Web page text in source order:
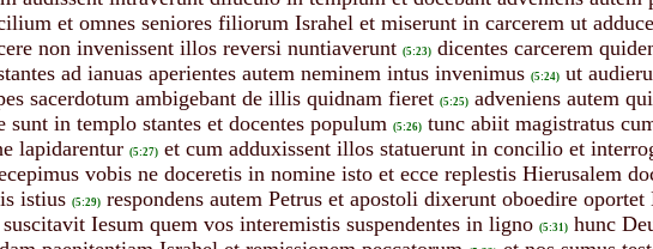
et omnes seniores filiorum Israhel et miserunt in carcerem ut
non invenissent illos reversi nuntiaverunt (5:23) dicentes carcerem
ad ianuas aperientes autem neminem intus invenimus (5:24) ut
sacerdotum ambigebant de illis quidnam fieret (5:25) adveniens autem
in templo stantes et docentes populum
(5:26) tunc abiit magistratus
lapidarentur (5:27) et cum adduxissent illos statuerunt in concilio et
vobis ne doceretis in nomine isto et ecce replestis Hierusalem
istius (5:29) respondens autem Petrus et apostoli dixerunt oboedire
Iesum quem vos interemistis suspendentes in ligno (5:31) hunc